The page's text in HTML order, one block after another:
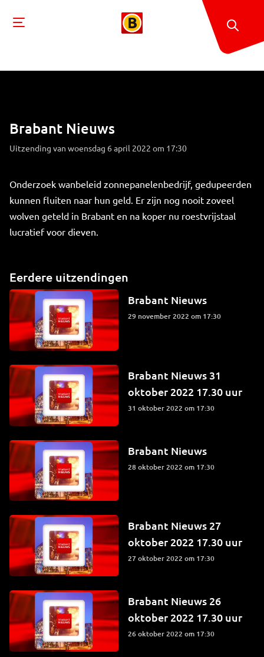
Brabant Nieuws
Uitzending van woensdag 6 april 2022 om 17:30
Onderzoek wanbeleid zonnepanelenbedrijf, gedupeerden
kunnen fluiten naar hun geld. Er zijn nog nooit zoveel
wolven geteld in Brabant en na koper nu roestvrijstaal
lucratief voor dieven.
Eerdere uitzendingen
Brabant Nieuws
29 november 2022 om 17:30
Brabant Nieuws 31
oktober 2022 17.30 uur
31 oktober 2022 om 17:30
Brabant Nieuws
28 oktober 2022 om 17:30
Brabant Nieuws 27
oktober 2022 17.30 uur
27 oktober 2022 om 17:30
Brabant Nieuws 26
oktober 2022 17.30 uur
26 oktober 2022 om 17:30